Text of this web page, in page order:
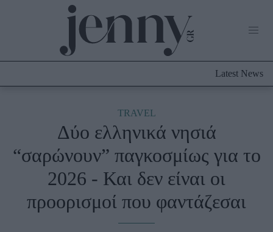
Culture
Shopping
Styling Tips
Latest News
TRAVEL
Δύο ελληνικά νησιά
“σαρώνουν” παγκοσμίως για το
2026 - Και δεν είναι οι
προορισμοί που φαντάζεσαι